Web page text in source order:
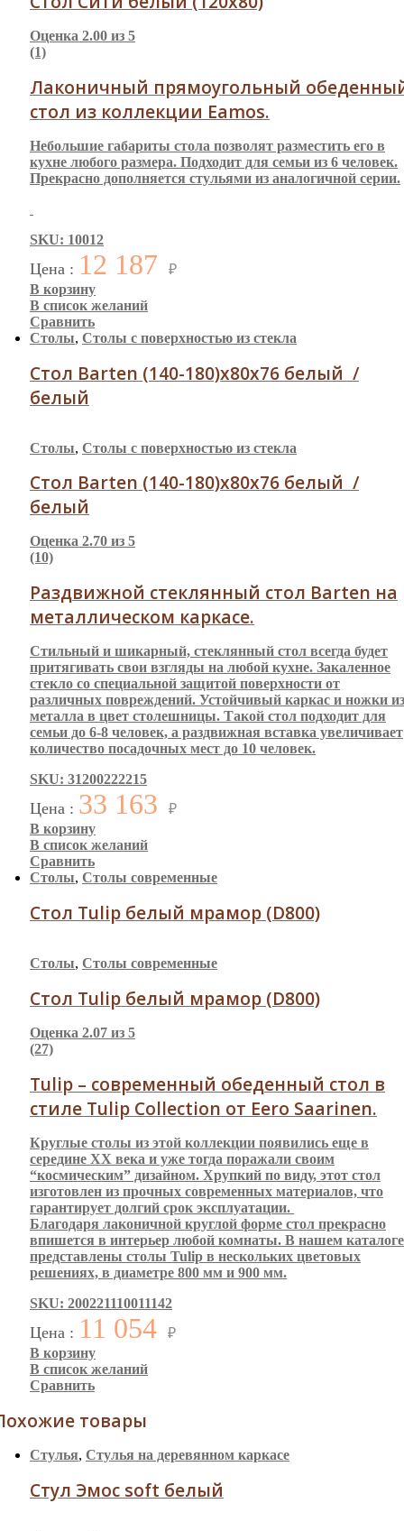
Оценка 2.00 из 5
(1)
Лаконичный прямоугольный
стол из коллекции Eamos.
Небольшие габариты стола позволят разместить его в
кухне любого размера. Подходит для семьи из 6 человек.
Прекрасно дополняется стульями из аналогичной серии.
SKU: 10012
Цена : 12 187
₽
В корзину
В список желаний
Сравнить
Столы, Столы с поверхностью из стекла
Стол Barten (140-180)x80x76 белый /
белый
Столы, Столы с поверхностью из стекла
Стол Barten (140-180)x80x76 белый /
белый
Оценка 2.70 из 5
(10)
Раздвижной стеклянный стол Barten на
металлическом каркасе.
Стильный и шикарный, стеклянный стол всегда будет
притягивать свои взгляды на любой кухне. Закаленное
стекло со специальной защитой поверхности от
различных повреждений. Устойчивый каркас и ножки из
металла в цвет столешницы. Такой стол подходит для
семьи до 6-8 человек, а раздвижная вставка увеличивает
количество посадочных мест до 10 человек.
SKU: 31200222215
Цена : 33 163
₽
В корзину
В список желаний
Сравнить
Столы, Столы современные
Стол Tulip белый мрамор (D800)
Столы, Столы современные
Стол Tulip белый мрамор (D800)
Оценка 2.07 из 5
(27)
Tulip – современный обеденный стол в
стиле Tulip Collection от Eero Saarinen.
Круглые столы из этой коллекции появились еще в
середине XX века и уже тогда поражали своим
“космическим” дизайном. Хрупкий по виду, этот стол
изготовлен из прочных современных материалов, что
гарантирует долгий срок эксплуатации.
Благодаря лаконичной круглой форме стол прекрасно
впишется в интерьер любой комнаты. В нашем каталоге
представлены столы Tulip в нескольких цветовых
решениях, в диаметре 800 мм и 900 мм.
SKU: 200221110011142
Цена : 11 054
₽
В корзину
В список желаний
Сравнить
товары
Стулья, Стулья на деревянном каркасе
Стул Эмос soft белый